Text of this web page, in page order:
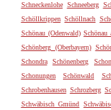
Schneckenlohe Schneeberg
Schöllkrippen Schöllnach
Schönau (Odenwald) Schönau
Schönberg (Oberbayern)
Schondra
Schönenberg
Schonungen
Schönwald
Schrobenhausen Schrozberg
Schwäbisch Gmünd